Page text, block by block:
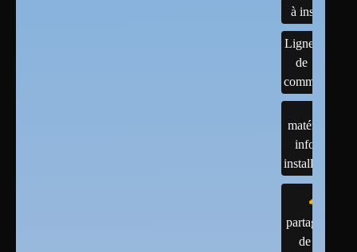
à installer
Lignes
de
commandes
matériels :
infos et
installations
partage
de